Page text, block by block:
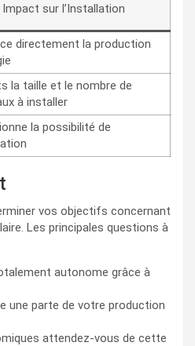
Impact sur l’Installation
directement la production
la taille et le nombre de
à installer
la possibilité de
vos objectifs concernant
Les principales questions à
autonome grâce à
une parte de votre production
attendez-vous de cette